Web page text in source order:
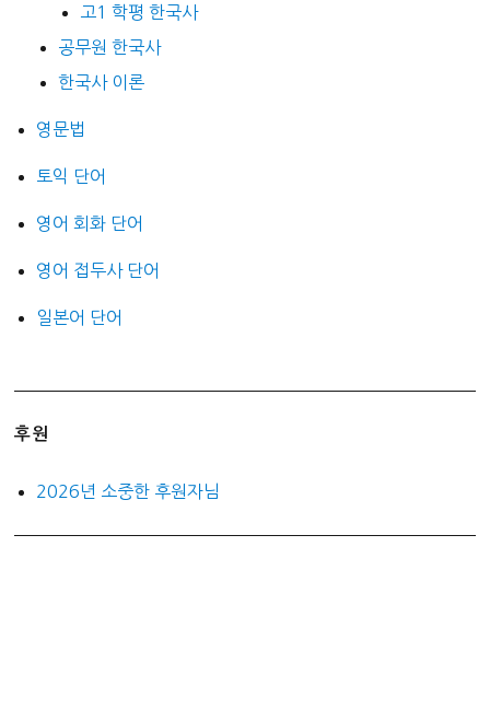
고1 학평 한국사
공무원 한국사
한국사 이론
영문법
토익 단어
영어 회화 단어
영어 접두사 단어
일본어 단어
후원
2026년 소중한 후원자님